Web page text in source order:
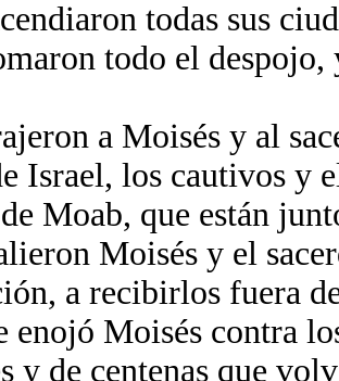
todas sus
todo el
a Moisés y al
Israel, los cautivos y
Moab, que están
Moisés y el
a recibirlos fuera
enojó Moisés contra
y de centenas que